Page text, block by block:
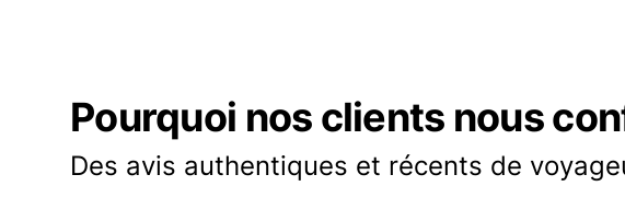
Pourquoi nos clients nous
Des avis authentiques et récents de